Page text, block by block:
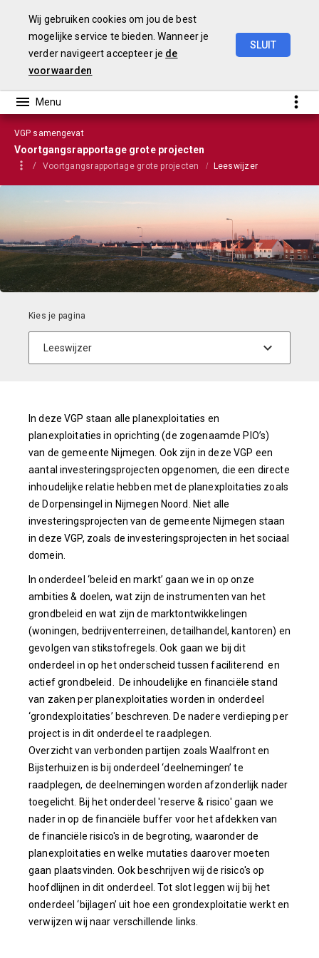
Wij gebruiken cookies om jou de best
mogelijke service te bieden. Wanneer je
verder navigeert accepteer je de
voorwaarden
SLUIT
VGP samengevat
Voortgangsrapportage grote projecten
Voortgangsrapportage grote projecten Leeswijzer
In deze VGP staan alle planexploitaties en
planexploitaties in oprichting (de zogenaamde PIO’s)
van de gemeente Nijmegen. Ook zijn in deze VGP een
aantal investeringsprojecten opgenomen, die een directe
inhoudelijke relatie hebben met de planexploitaties zoals
de Dorpensingel in Nijmegen Noord. Niet alle
investeringsprojecten van de gemeente Nijmegen staan
in deze VGP, zoals de investeringsprojecten in het sociaal
domein.
In onderdeel ‘beleid en markt’ gaan we in op onze
ambities & doelen, wat zijn de instrumenten van het
grondbeleid en wat zijn de marktontwikkelingen
(woningen, bedrijventerreinen, detailhandel, kantoren) en
gevolgen van stikstofregels. Ook gaan we bij dit
onderdeel in op het onderscheid tussen faciliterend en
actief grondbeleid. De inhoudelijke en financiële stand
van zaken per planexploitaties worden in onderdeel
‘grondexploitaties’ beschreven. De nadere verdieping per
project is in dit onderdeel te raadplegen.
Overzicht van verbonden partijen zoals Waalfront en
Bijsterhuizen is bij onderdeel ‘deelnemingen’ te
raadplegen, de deelnemingen worden afzonderlijk nader
toegelicht. Bij het onderdeel 'reserve & risico' gaan we
nader in op de financiële buffer voor het afdekken van
de financiële risico's in de begroting, waaronder de
planexploitaties en welke mutaties daarover moeten
gaan plaatsvinden. Ook beschrijven wij de risico's op
hoofdlijnen in dit onderdeel. Tot slot leggen wij bij het
onderdeel ‘bijlagen’ uit hoe een grondexploitatie werkt en
verwijzen wij naar verschillende links.